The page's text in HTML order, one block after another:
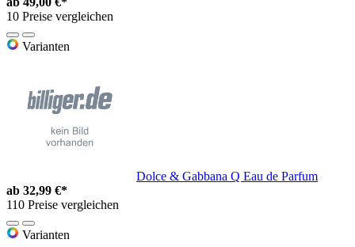
10 Preise vergleichen
Varianten
Dolce & Gabbana Q Eau de Parfum
ab 32,99 €*
110 Preise vergleichen
Varianten